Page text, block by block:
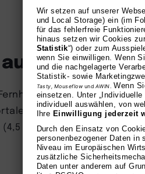
mit offizieller
und Studierende: 2026
Sterne) ausgezeichnet.